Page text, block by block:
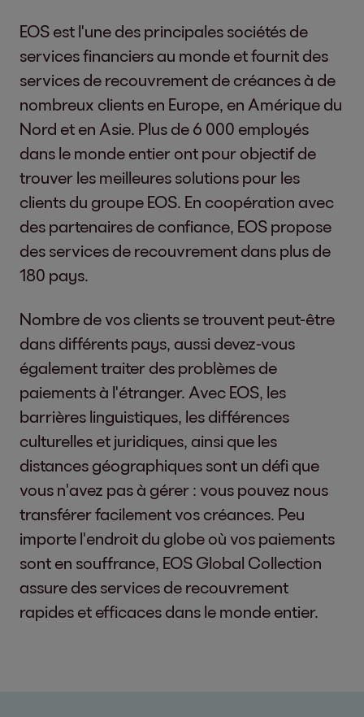
EOS est l'une des principales sociétés de
services financiers au monde et fournit des
services de recouvrement de créances à de
nombreux clients en Europe, en Amérique du
Nord et en Asie. Plus de 6 000 employés
dans le monde entier ont pour objectif de
trouver les meilleures solutions pour les
clients du groupe EOS. En coopération avec
des partenaires de confiance, EOS propose
des services de recouvrement dans plus de
180 pays.
Nombre de vos clients se trouvent peut-être
dans différents pays, aussi devez-vous
également traiter des problèmes de
paiements à l'étranger. Avec EOS, les
barrières linguistiques, les différences
culturelles et juridiques, ainsi que les
distances géographiques sont un défi que
vous n'avez pas à gérer : vous pouvez nous
transférer facilement vos créances. Peu
importe l'endroit du globe où vos paiements
sont en souffrance, EOS Global Collection
assure des services de recouvrement
rapides et efficaces dans le monde entier.